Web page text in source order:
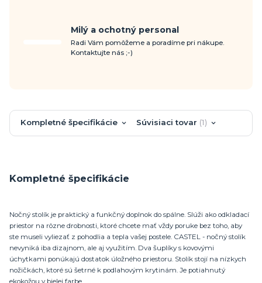
Milý a ochotný personal
Radi Vám pomôžeme a poradíme pri nákupe.
Kontaktujte nás ;-)
Kompletné špecifikácie Súvisiaci tovar 1
Kompletné špecifikácie
Nočný stolík je praktický a funkčný doplnok do spálne. Slúži ako odkladací
priestor na rôzne drobnosti, ktoré chcete mať vždy poruke bez toho, aby
ste museli vyliezať z pohodlia a tepla vašej postele. CASTEL - nočný stolík
nevyniká iba dizajnom, ale aj využitím. Dva šuplíky s kovovými
úchytkami ponúkajú dostatok úložného priestoru. Stolík stojí na nízkych
nožičkách, ktoré sú šetrné k podlahovým krytinám. Je potiahnutý
ekokožou v bielej farbe.